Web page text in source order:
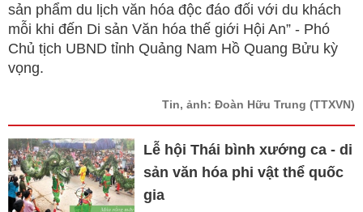
sản phẩm du lịch văn hóa độc đáo đối với du khách
mỗi khi đến Di sản Văn hóa thế giới Hội An” - Phó
Chủ tịch UBND tỉnh Quảng Nam Hồ Quang Bửu kỳ
vọng.
Tin, ảnh: Đoàn Hữu Trung (TTXVN)
Lễ hội Thái bình xướng ca - di
sản văn hóa phi vật thể quốc
gia